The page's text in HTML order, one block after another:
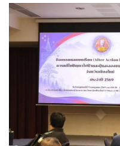
• อาชญากรรม
• Motoring
• เกม
วิทยาศาสตร์
SMEs
อินโดจีน
• กองทุนรวม